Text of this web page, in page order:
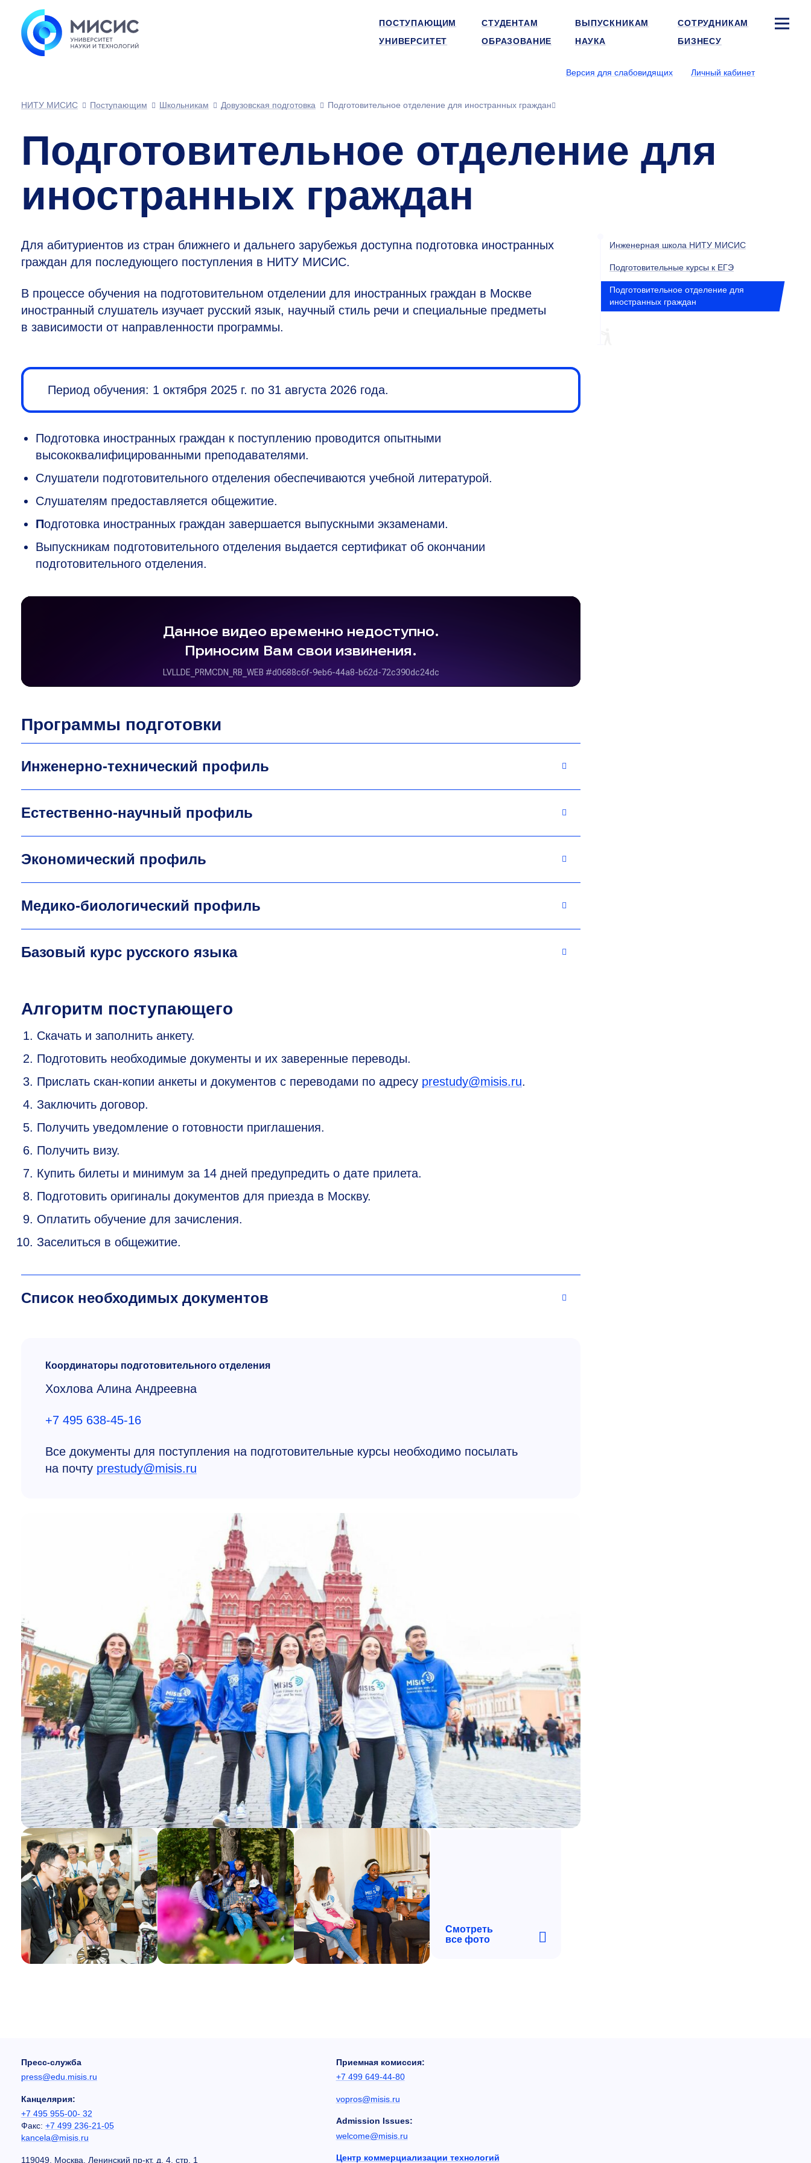
ПОСТУПАЮЩИМ СТУДЕНТАМ ВЫПУСКНИКАМ
СОТРУДНИКАМ
УНИВЕРСИТЕТ
ОБРАЗОВАНИЕ НАУКА БИЗНЕСУ
Версия для слабовидящих Личный кабинет
НИТУ МИСИС Поступающим Школьникам Довузовская подготовка Подготовительное отделение для иностранных граждан
Подготовительное отделение для
иностранных граждан
Для абитуриентов из стран ближнего и дальнего зарубежья доступна подготовка иностранных
граждан для последующего поступления в НИТУ МИСИС.
В процессе обучения на подготовительном отделении для иностранных граждан в Москве
иностранный слушатель изучает русский язык, научный стиль речи и специальные предметы
в зависимости от направленности программы.
Период обучения: 1 октября 2025 г. по 31 августа 2026 года.
Подготовка иностранных граждан к поступлению проводится опытными
высококвалифицированными преподавателями.
Слушатели подготовительного отделения обеспечиваются учебной литературой.
Слушателям предоставляется общежитие.
Подготовка иностранных граждан завершается выпускными экзаменами.
Выпускникам подготовительного отделения выдается сертификат об окончании
подготовительного отделения.
Программы подготовки
Инженерно-технический профиль
Естественно-научный профиль
Экономический профиль
Медико-биологический профиль
Базовый курс русского языка
Алгоритм поступающего
Скачать и заполнить анкету.
Подготовить необходимые документы и их заверенные переводы.
Прислать скан-копии анкеты и документов с переводами по адресу prestudy@misis.ru.
Заключить договор.
Получить уведомление о готовности приглашения.
Получить визу.
Купить билеты и минимум за 14 дней предупредить о дате прилета.
Подготовить оригиналы документов для приезда в Москву.
Оплатить обучение для зачисления.
Заселиться в общежитие.
Список необходимых документов
Координаторы подготовительного отделения
Хохлова Алина Андреевна
+7 495 638-45-16
Все документы для поступления на подготовительные курсы необходимо посылать
на почту prestudy@misis.ru
Смотреть
все фото
Инженерная школа НИТУ МИСИС
Подготовительные курсы к ЕГЭ
Подготовительное отделение для
иностранных граждан
Пресс-служба
press@edu.misis.ru
Канцелярия:
+7 495 955-00- 32
Факс: +7 499 236-21-05
kancela@misis.ru
119049, Москва, Ленинский пр-кт, д. 4, стр. 1
Приемная комиссия:
+7 499 649-44-80
vopros@misis.ru
Admission Issues:
welcome@misis.ru
Центр коммерциализации технологий